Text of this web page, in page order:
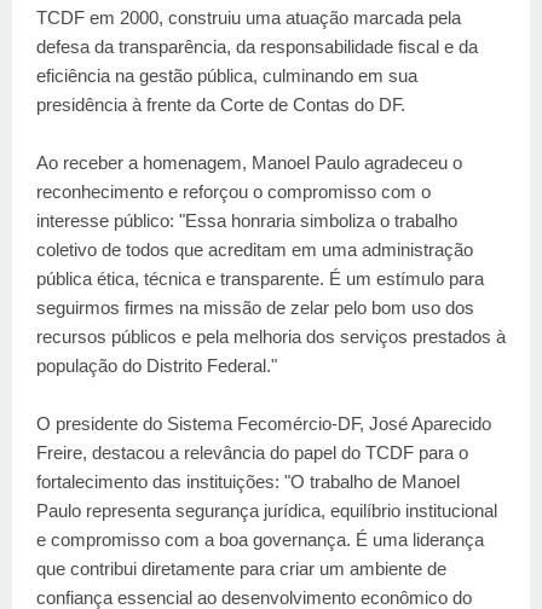
TCDF em 2000, construiu uma atuação marcada pela
defesa da transparência, da responsabilidade fiscal e da
eficiência na gestão pública, culminando em sua
presidência à frente da Corte de Contas do DF.
Ao receber a homenagem, Manoel Paulo agradeceu o
reconhecimento e reforçou o compromisso com o
interesse público: "Essa honraria simboliza o trabalho
coletivo de todos que acreditam em uma administração
pública ética, técnica e transparente. É um estímulo para
seguirmos firmes na missão de zelar pelo bom uso dos
recursos públicos e pela melhoria dos serviços prestados à
população do Distrito Federal."
O presidente do Sistema Fecomércio-DF, José Aparecido
Freire, destacou a relevância do papel do TCDF para o
fortalecimento das instituições: "O trabalho de Manoel
Paulo representa segurança jurídica, equilíbrio institucional
e compromisso com a boa governança. É uma liderança
que contribui diretamente para criar um ambiente de
confiança essencial ao desenvolvimento econômico do